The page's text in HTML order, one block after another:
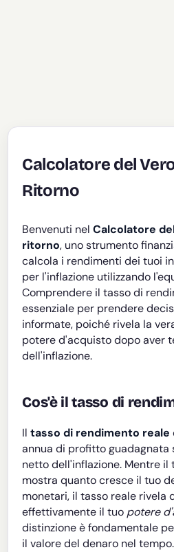
Calcolatore del
Ritorno
Benvenuti nelCalcolatore
ritorno, uno strumento
calcola i rendimenti dei tuoi
per l'inflazione utilizzando
Comprendere il tasso di
essenziale per prendere
informate, poiché rivela la
potere d'acquisto dopo aver
dell'inflazione.
Cos'è il tasso di
Iltasso di rendimento reale
annua di profitto guadagnata
netto dell'inflazione. Mentre il
mostra quanto cresce il tuo
monetari, il tasso reale rivela
effettivamente il tuo potere
distinzione è fondamentale
il valore del denaro nel tempo.